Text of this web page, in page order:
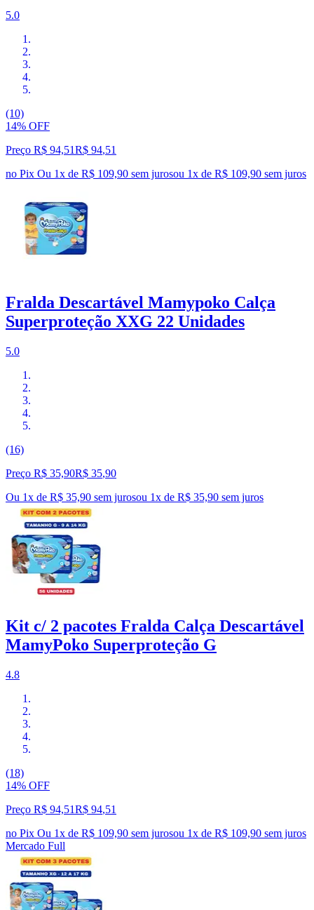
5.0
(10)
14% OFF
Preço R$ 94,51R$ 94,51
no Pix Ou 1x de R$ 109,90 sem jurosou 1x de R$ 109,90 sem juros
Fralda Descartável Mamypoko Calça
Superproteção XXG 22 Unidades
5.0
(16)
Preço R$ 35,90R$ 35,90
Ou 1x de R$ 35,90 sem jurosou 1x de R$ 35,90 sem juros
Kit c/ 2 pacotes Fralda Calça Descartável
MamyPoko Superproteção G
4.8
(18)
14% OFF
Preço R$ 94,51R$ 94,51
no Pix Ou 1x de R$ 109,90 sem jurosou 1x de R$ 109,90 sem juros
Mercado Full